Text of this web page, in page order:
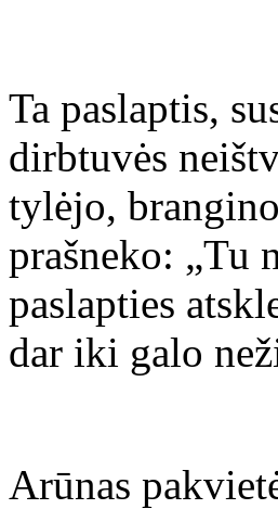
Ta paslaptis,
dirbtuvės
tylėjo,
prašneko: „Tu
paslapties
dar iki galo
Arūnas